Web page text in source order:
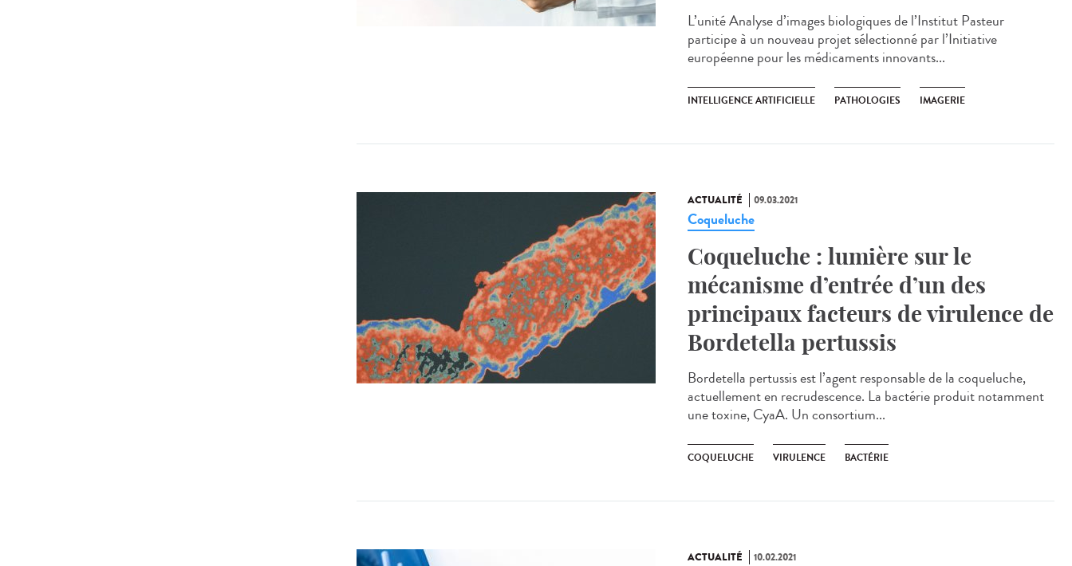
L’unité Analyse d’images biologiques de l’Institut Pasteur
participe à un nouveau projet sélectionné par l’Initiative
européenne pour les médicaments innovants...
INTELLIGENCE ARTIFICIELLE PATHOLOGIES IMAGERIE
ACTUALITÉ 09.03.2021
Coqueluche
Coqueluche : lumière sur le
mécanisme d’entrée d’un des
principaux facteurs de virulence de
Bordetella pertussis
Bordetella pertussis est l’agent responsable de la coqueluche,
actuellement en recrudescence. La bactérie produit notamment
une toxine, CyaA. Un consortium...
COQUELUCHE VIRULENCE BACTÉRIE
ACTUALITÉ 10.02.2021